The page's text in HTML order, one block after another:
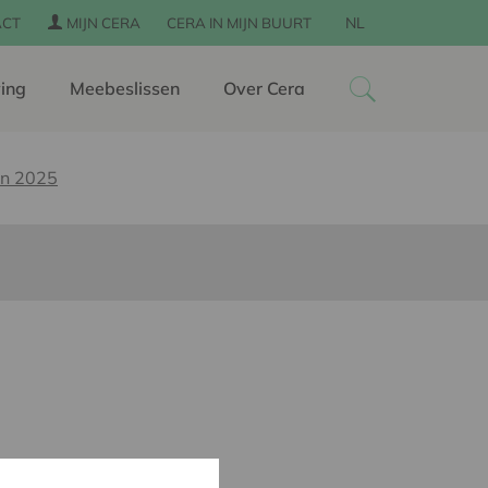
MIJN CERA CERA IN MIJN BUURT NL
Meebeslissen Over Cera
2025